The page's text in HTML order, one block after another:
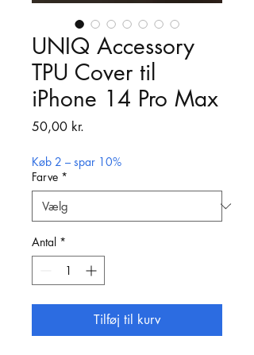
UNIQ Accessory
TPU Cover til
iPhone 14 Pro Max
50,00 kr.
Køb 2 – spar 10%
Farve *
Antal *
Tilføj til kurv